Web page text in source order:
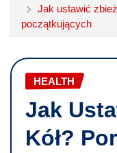
Jak ustawić
początkujących
HEALTH
Jak
Kół?